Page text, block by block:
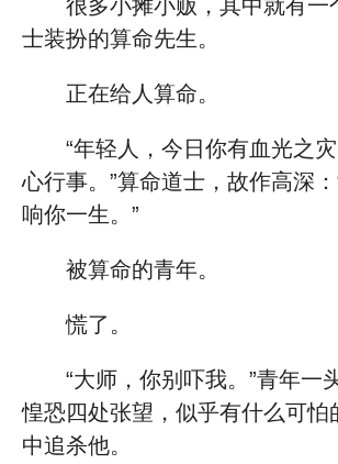
很多小摊小贩，其中就有一
士装扮的算命先生。
正在给人算命。
“年轻人，今日你有血光之
心行事。”算命道士，故作高深
响你一生。”
被算命的青年。
慌了。
“大师，你别吓我。”青年一
惶恐四处张望，似乎有什么可怕
中追杀他。